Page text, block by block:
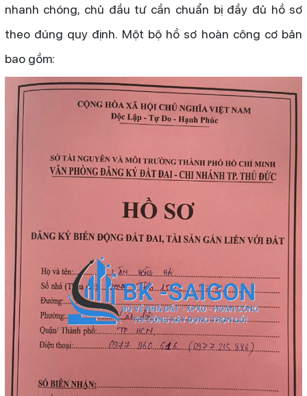
nhanh chóng, chủ đầu tư cần chuẩn bị đầy đủ hồ sơ
theo đúng quy định. Một bộ hồ sơ hoàn công cơ bản
bao gồm: